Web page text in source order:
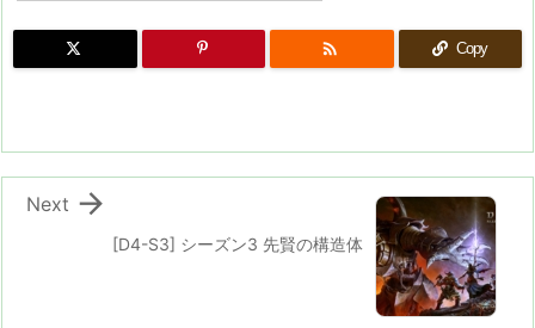
 Copy
[D4-S3] シーズン3 先賢の構造体

Next